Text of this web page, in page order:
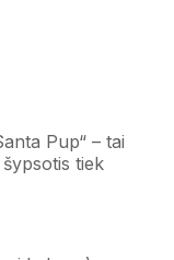
Pup“ – tai
tiek